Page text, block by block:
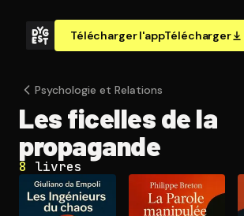
Télécharger l'appTélécharger
Psychologie et Relations
Les ficelles de la
propagande
8 livres